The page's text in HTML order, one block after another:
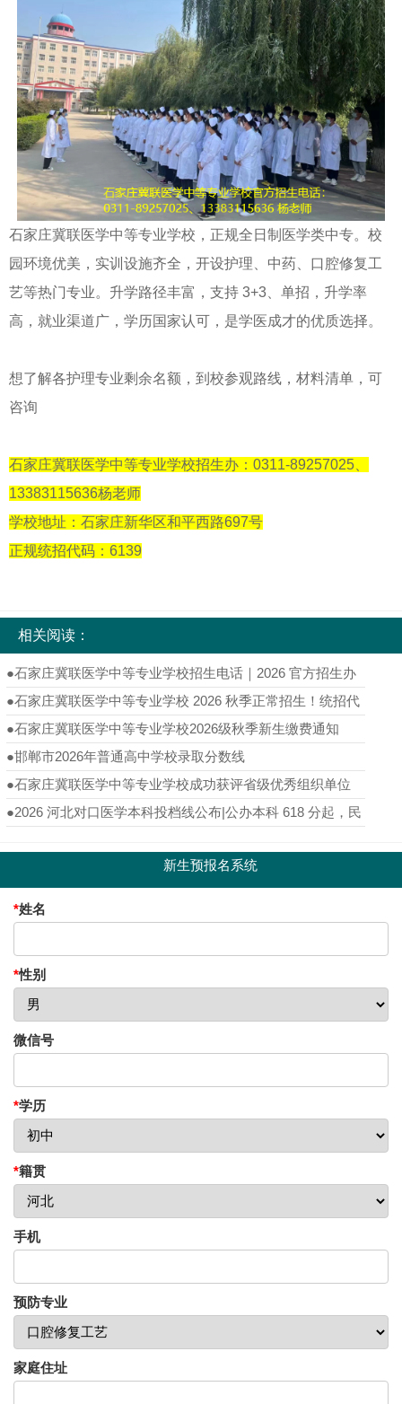
石家庄冀联医学中等专业学校，正规全日制医学类中专。校
园环境优美，实训设施齐全，开设护理、中药、口腔修复工
艺等热门专业。升学路径丰富，支持 3+3、单招，升学率
高，就业渠道广，学历国家认可，是学医成才的优质选择。
想了解各护理专业剩余名额，到校参观路线，材料清单，可
咨询
石家庄冀联医学中等专业学校招生办：0311-89257025、
13383115636杨老师
学校地址：石家庄新华区和平西路697号
正规统招代码：6139
相关阅读：
●石家庄冀联医学中等专业学校招生电话｜2026 官方招生办
热线完整版
●石家庄冀联医学中等专业学校 2026 秋季正常招生！统招代
码 6139，医护专业名额倒计时至 8 月 20 日
●石家庄冀联医学中等专业学校2026级秋季新生缴费通知
●邯郸市2026年普通高中学校录取分数线
●石家庄冀联医学中等专业学校成功获评省级优秀组织单位
●2026 河北对口医学本科投档线公布|公办本科 618 分起，民
新生预报名系统